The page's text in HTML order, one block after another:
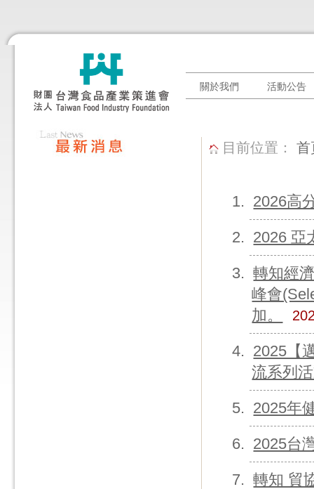
關於我們 活動公告
目前位置：首
2026高
2026 亞
轉知經
峰會
加。
2025【
流系列
2025年
2025台
轉知 貿